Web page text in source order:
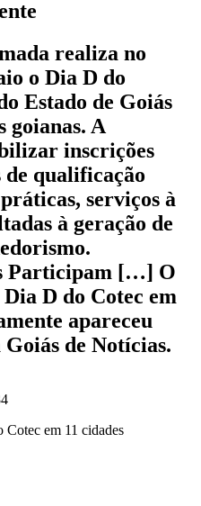
realiza no
o Dia D do
Estado de Goiás
goianas. A
inscrições
qualificação
serviços à
à geração de
Participam […] O
D do Cotec em
apareceu
de Notícias.